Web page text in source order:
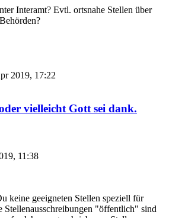
Interamt? Evtl. ortsnahe Stellen über
2019, 17:22
vielleicht Gott sei dank.
11:38
keine geeigneten Stellen speziell für
Stellenausschreibungen "öffentlich" sind